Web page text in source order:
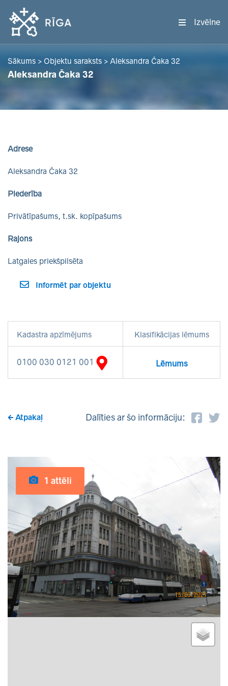
Izvēlne
Sākums > Objektu saraksts > Aleksandra Čaka 32
Aleksandra Čaka 32
Adrese
Aleksandra Čaka 32
Piederība
Privātīpašums, t.sk. kopīpašums
Rajons
Latgales priekšpilsēta
Informēt par objektu
Kadastra apzīmējums Klasifikācijas lēmums
0100 030 0121 001 Lēmums
Atpakaļ Dalīties ar šo informāciju:
1 attēli